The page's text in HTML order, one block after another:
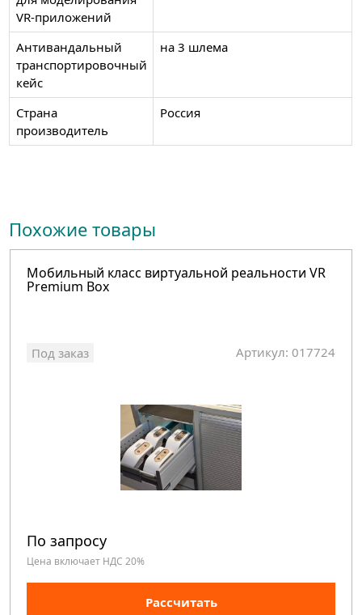
VR-приложений
Антивандальный
транспортировочный
кейс
на 3 шлема
Страна
производитель
Россия
Похожие товары
Мобильный класс виртуальной реальности VR
Premium Box
Под заказ Артикул: 017724
По запросу
Цена включает НДС 20%
Рассчитать